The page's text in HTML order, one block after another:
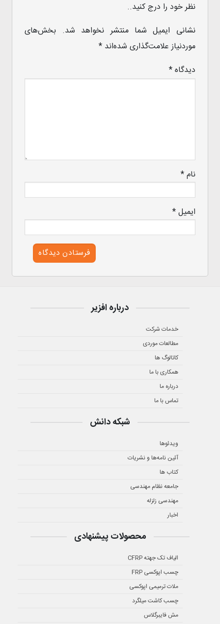
نظر خود را درج کنید..
نشانی ایمیل شما منتشر نخواهد شد. بخش‌های
موردنیاز علامت‌گذاری شده‌اند*
دیدگاه*
نام*
ایمیل*
درباره افزیر
خدمات شرکت
مطالعات موردی
کاتالوگ ها
همکاری با ما
درباره ما
تماس با ما
شبکه دانش
ویدئوها
آئین نامه‌ها و نشریات
کتاب ها
جامعه نظام مهندسی
مهندسی زلزله
اخبار
محصولات پیشنهادی
الیاف تک جهته CFRP
چسب اپوکسی FRP
ملات ترمیمی اپوکسی
چسب کاشت میلگرد
مش فایبرگلاس